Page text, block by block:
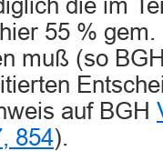
die im
55 %
muß (so
auf BGH
854).